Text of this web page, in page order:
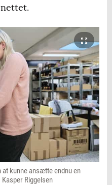
kunne ansætte endnu en
Riggelsen